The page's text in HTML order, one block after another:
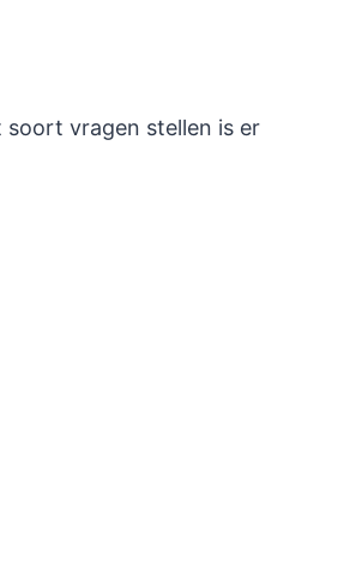
soort vragen stellen is er